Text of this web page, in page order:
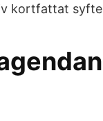
kortfattat